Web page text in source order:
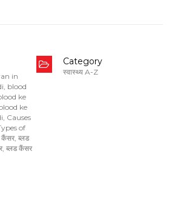
in
, blood
ke
ke
, Causes
of
कैंसर, ब्लड
, ब्लड कैंसर
Category
स्वास्थ्य A-Z